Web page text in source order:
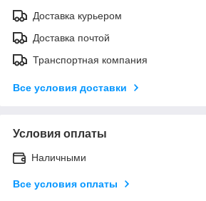
Доставка курьером
Доставка почтой
Транспортная компания
Все условия доставки
Условия оплаты
Наличными
Все условия оплаты